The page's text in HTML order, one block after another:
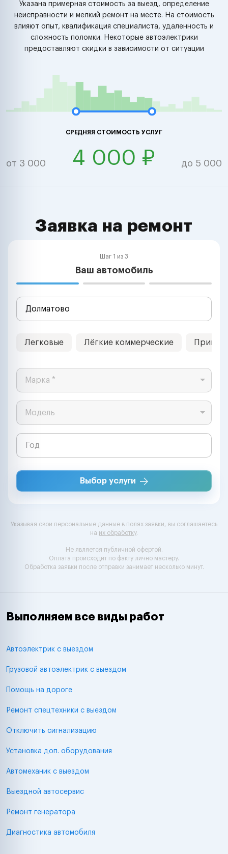
Указана примерная стоимость за выезд, определение
неисправности и мелкий ремонт на месте. На стоимость
влияют опыт, квалификация специалиста, удаленность и
сложность поломки. Некоторые автоэлектрики
предоставляют скидки в зависимости от ситуации
СРЕДНЯЯ СТОИМОСТЬ УСЛУГ
от 3 000 4 000 ₽ до 5 000
Заявка на ремонт
Шаг 1 из 3
Ваш автомобиль
Легковые Лёгкие коммерческие
Марка *
Модель
Выбор услуги
Указывая свои персональные данные в полях заявки, вы соглашаетесь
на их обработку.
Не является публичной офертой.
Оплата происходит по факту лично мастеру.
Обработка заявки после отправки занимает несколько минут.
Выполняем все виды работ
Автоэлектрик с выездом
Грузовой автоэлектрик с выездом
Помощь на дороге
Ремонт спецтехники с выездом
Отключить сигнализацию
Установка доп. оборудования
Автомеханик с выездом
Выездной автосервис
Ремонт генератора
Диагностика автомобиля